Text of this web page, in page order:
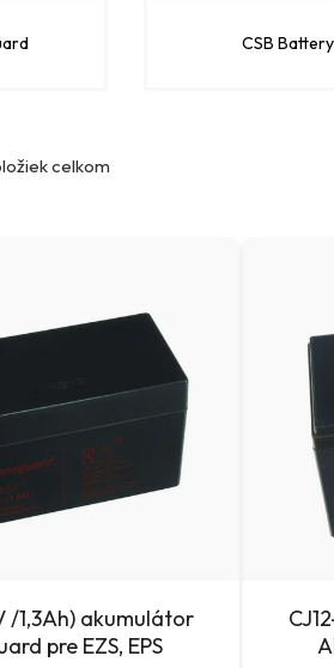
CSB Battery
celkom
/1,3Ah) akumulátor
pre EZS, EPS